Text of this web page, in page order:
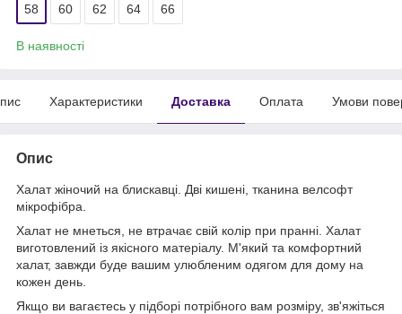
58 60 62 64 66
В наявності
Характеристики Доставка Оплата Умови
Опис
Халат жіночий на блискавці. Дві кишені, тканина велсофт
мікрофібра.
Халат не мнеться, не втрачає свій колір при пранні. Халат
виготовлений із якісного матеріалу. М'який та комфортний
халат, завжди буде вашим улюбленим одягом для дому на
кожен день.
Якщо ви вагаєтесь у підборі потрібного вам розміру, зв'яжіться